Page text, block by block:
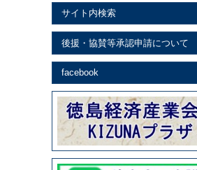
サイト内検索
後援・協賛等承認申請について
facebook